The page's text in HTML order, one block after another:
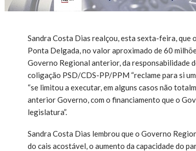
Sandra Costa Dias realçou, esta sexta-feira,
Ponta Delgada, no valor aproximado de 60
Governo Regional anterior, da responsabilidade
coligação PSD/CDS-PP/PPM “reclame para si
“se limitou a executar, em alguns casos não
anterior Governo, com o financiamento que o
legislatura”.
Sandra Costa Dias lembrou que o Governo
do cais acostável, o aumento da capacidade do